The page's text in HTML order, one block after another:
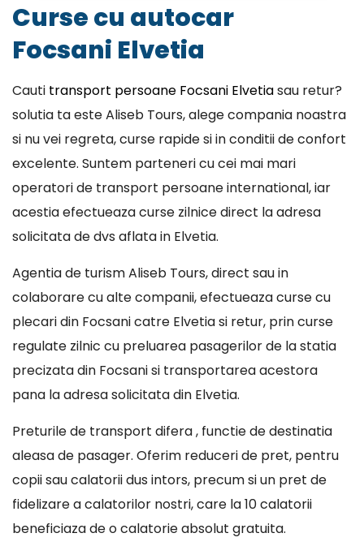
Curse cu autocar
Focsani Elvetia
Cauti transport persoane Focsani Elvetiasau retur?
solutia ta este Aliseb Tours, alege compania noastra
si nu vei regreta, curse rapide si in conditii de confort
excelente. Suntem parteneri cu cei mai mari
operatori de transport persoane international, iar
acestia efectueaza curse zilnice direct la adresa
solicitata de dvs aflata in Elvetia.
Agentia de turism Aliseb Tours, direct sau in
colaborare cu alte companii, efectueaza curse cu
plecari din Focsani catre Elvetia si retur, prin curse
regulate zilnic cu preluarea pasagerilor de la statia
precizata din Focsani si transportarea acestora
pana la adresa solicitata din Elvetia.
Preturile de transport difera , functie de destinatia
aleasa de pasager. Oferim reduceri de pret, pentru
copii sau calatorii dus intors, precum si un pret de
fidelizare a calatorilor nostri, care la 10 calatorii
beneficiaza de o calatorie absolut gratuita.